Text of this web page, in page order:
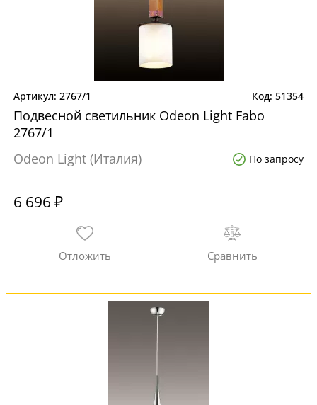
2767/1 51354
Подвесной светильник Odeon Light Fabo
2767/1
Odeon Light (Италия)
По запросу
6 696 ₽